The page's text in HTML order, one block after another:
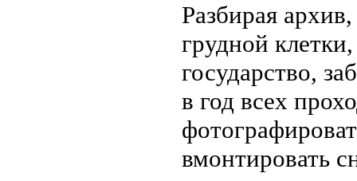
Разбирая
грудной
государство,
в год всех
вмонтировать